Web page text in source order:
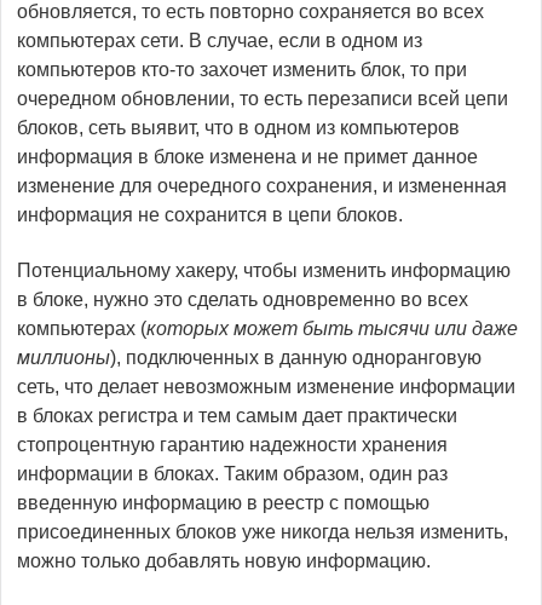
обновляется, то есть повторно сохраняется во всех
компьютерах сети. В случае, если в одном из
компьютеров кто-то захочет изменить блок, то при
очередном обновлении, то есть перезаписи всей цепи
блоков, сеть выявит, что в одном из компьютеров
информация в блоке изменена и не примет данное
изменение для очередного сохранения, и измененная
информация не сохранится в цепи блоков.
Потенциальному хакеру, чтобы изменить информацию
в блоке, нужно это сделать одновременно во всех
компьютерах (которых может быть тысячи или даже
миллионы), подключенных в данную одноранговую
сеть, что делает невозможным изменение информации
в блоках регистра и тем самым дает практически
стопроцентную гарантию надежности хранения
информации в блоках. Таким образом, один раз
введенную информацию в реестр с помощью
присоединенных блоков уже никогда нельзя изменить,
можно только добавлять новую информацию.